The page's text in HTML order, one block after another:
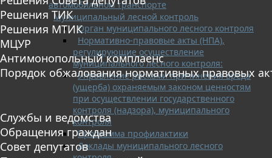
автомобильном транспорте
Муниципальный лесной контроль
Орган муниципального лесного контроля
Нормативно-правовые акты (НПА),
регулирующие осуществление
муниципального лесного контроля:
Управление рисками причинения вреда
(ущерба) охраняемым законом ценностям
при осуществлении государственного
контроля (надзора), муниципального
контроля
Программа профилактики
Доклады муниципального лесного
Решения ТИК
Решения МТИК
МЦУР
Антимонопольный комплаенс
Порядок обжалования нормативных правовых
Службы и ведомства
Обращения граждан
Совет депутатов